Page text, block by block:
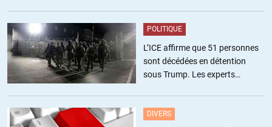
Avoir un jardin, n’est pas une preuve de « réussite » , juste une
simple question de bon sens qui permet justement de revenir
aux vraies valeurs et éviter la suite…
Pour le reste entièrement d’accord avec vous !
Olivier M // 07.10.2014 à 23h51
POLITIQUE
L’ICE affirme que 51 personnes
sont décédées en détention
sous Trump. Les experts
DIVERS